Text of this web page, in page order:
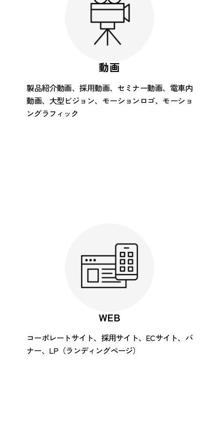
動画
製品紹介動画、採用動画、セミナー動画、電車内
動画、大型ビジョン、モーションロゴ、モーショ
ングラフィック
WEB
コーポレートサイト、採用サイト、ECサイト、バ
ナー、LP（ランディングページ）